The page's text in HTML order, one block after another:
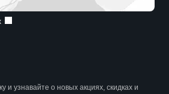
и узнавайте о новых акциях, скидках и